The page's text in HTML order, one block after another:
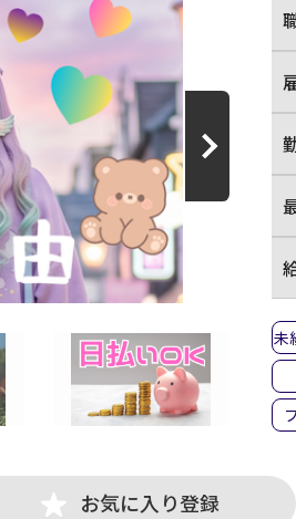
未
お気に入り登録